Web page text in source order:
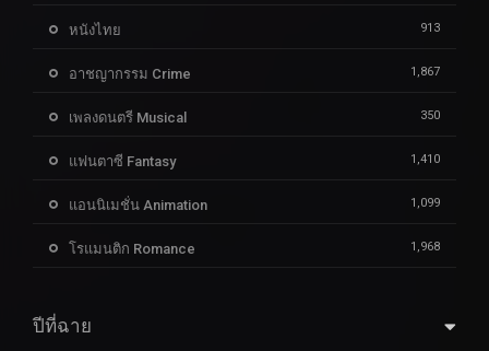
หนังไทย 913
อาชญากรรม Crime 1,867
เพลงดนตรี Musical 350
แฟนตาซี Fantasy 1,410
แอนนิเมชั่น Animation 1,099
โรแมนติก Romance 1,968
ปีที่ฉาย